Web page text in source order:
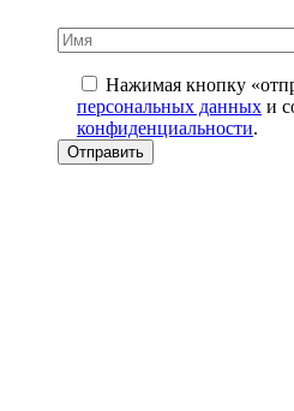
Нажимая кнопку
персональных данных и
конфиденциальности.